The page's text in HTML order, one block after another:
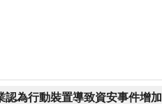
認為行動裝置導致資安事件增加